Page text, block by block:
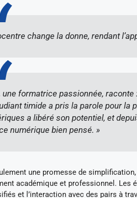
change la donne, rendant
une formatrice passionnée,
timide a pris la parole pour la
a libéré son potentiel, et
numérique bien pensé. »
une promesse de
académique et professionnel. Les
et l’interaction avec des pairs à